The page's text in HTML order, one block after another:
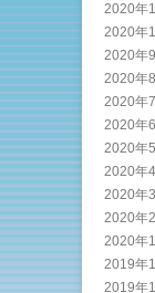
2020年
2020年
2020年
2020年
2020年
2020年
2020年
2020年
2020年
2020年
2020年
2019年
2019年